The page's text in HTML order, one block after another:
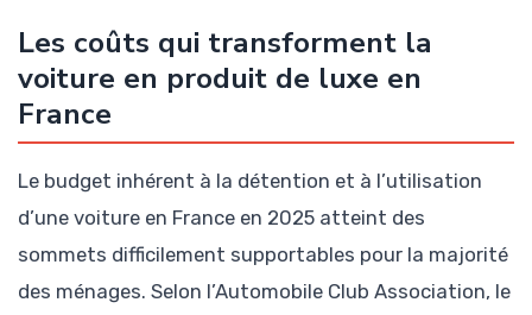
Les coûts qui transforment la
voiture en produit de luxe en
France
Le budget inhérent à la détention et à l’utilisation
d’une voiture en France en 2025 atteint des
sommets difficilement supportables pour la majorité
des ménages. Selon l’Automobile Club Association, le